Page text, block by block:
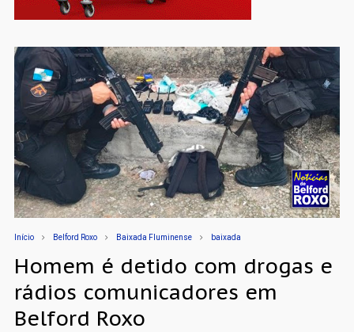
Início Belford Roxo Baixada Fluminense baixada
Homem é detido com drogas e
rádios comunicadores em
Belford Roxo